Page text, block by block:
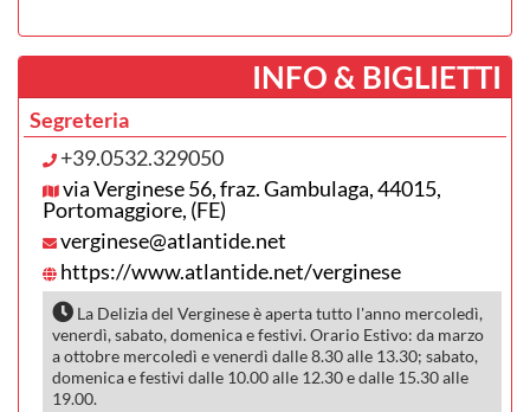
­INFO & BIGLIETTI
Segreteria
+39.0532.329050
via Verginese 56, fraz. Gambulaga, 44015,
Portomaggiore, (FE)
verginese@atlantide.net
https://www.atlantide.net/verginese
La Delizia del Verginese è aperta tutto l'anno mercoledì,
venerdì, sabato, domenica e festivi. Orario Estivo: da marzo
a ottobre mercoledì e venerdì dalle 8.30 alle 13.30; sabato,
domenica e festivi dalle 10.00 alle 12.30 e dalle 15.30 alle
19.00.